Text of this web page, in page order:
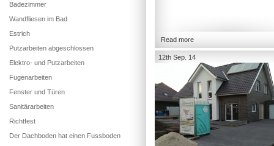
Read more
12th Sep. 14
Badezimmer
Wandfliesen im Bad
Estrich
Putzarbeiten abgeschlossen
Elektro- und Putzarbeiten
Fugenarbeiten
Fenster und Türen
Sanitärarbeiten
Richtfest
Der Dachboden hat einen Fussboden